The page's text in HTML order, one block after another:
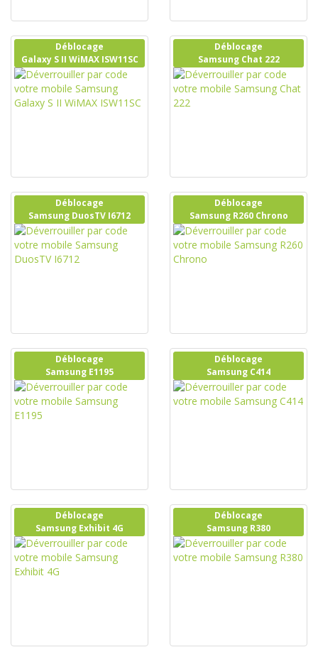
Déblocage
Galaxy S II WiMAX ISW11SC
Déblocage
Samsung Chat 222
Déblocage
Samsung DuosTV I6712
Déblocage
Samsung R260 Chrono
Déblocage
Samsung E1195
Déblocage
Samsung C414
Déblocage
Samsung Exhibit 4G
Déblocage
Samsung R380